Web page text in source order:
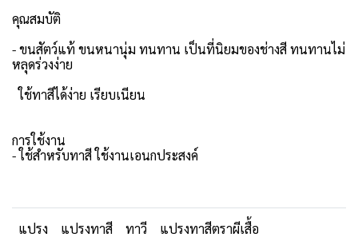
คุณสมบัติ
- ขนสัตว์แท้ ขนหนานุ่ม ทนทาน เป็นที่นิยมของช่างสี ทนทานไม่
หลุดร่วงง่าย
ใช้ทาสีได้ง่าย เรียบเนียน
การใช้งาน
- ใช้สำหรับทาสี ใช้งานเอนกประสงค์
แปรง แปรงทาสี ทาวี
แปรงทาสีตราผีเสื้อ